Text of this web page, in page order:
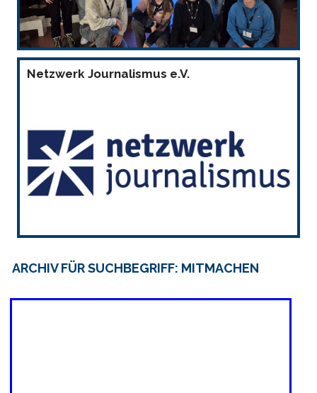
Netzwerk Journalismus e.V.
ARCHIV FÜR SUCHBEGRIFF: MITMACHEN